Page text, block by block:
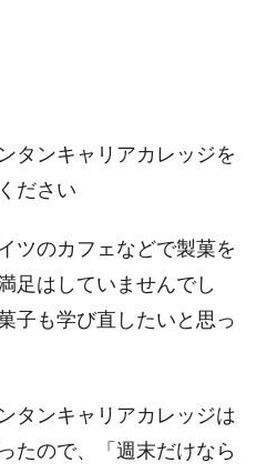
ンキャリアカレッジを
ださい
ツのカフェなどで製菓を
足はしていませんでし
子も学び直したいと思っ
タンキャリアカレッジは
たので、「週末だけなら